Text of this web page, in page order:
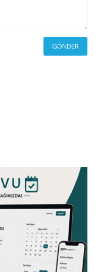
GÖNDER